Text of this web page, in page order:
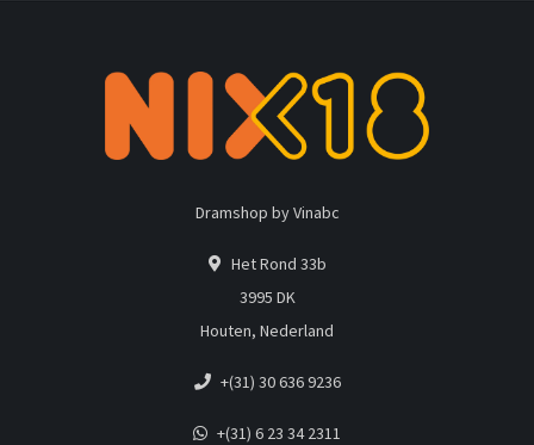
Dramshop by Vinabc
Het Rond 33b
3995 DK
Houten, Nederland
+(31) 30 636 9236
+(31) 6 23 34 2311